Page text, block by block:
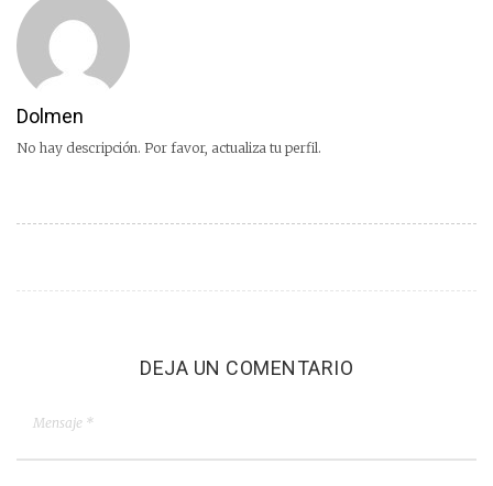
Dolmen
No hay descripción. Por favor, actualiza tu perfil.
DEJA UN COMENTARIO